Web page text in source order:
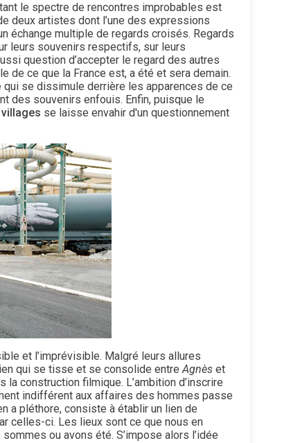
le spectre de rencontres improbables est
deux artistes dont l’une des expressions
échange multiple de regards croisés. Regards
leurs souvenirs respectifs, sur leurs
question d’accepter le regard des autres
de ce que la France est, a été et sera demain.
qui se dissimule derrière les apparences de ce
des souvenirs enfouis. Enfin, puisque le
se laisse envahir d'un questionnement
et l’imprévisible. Malgré leurs allures
qui se tisse et se consolide entreAgnès et
construction filmique. L’ambition d’inscrire
indifférent aux affaires des hommes passe
a pléthore, consiste à établir un lien de
celles-ci. Les lieux sont ce que nous en
ou avons été. S’impose alors l’idée